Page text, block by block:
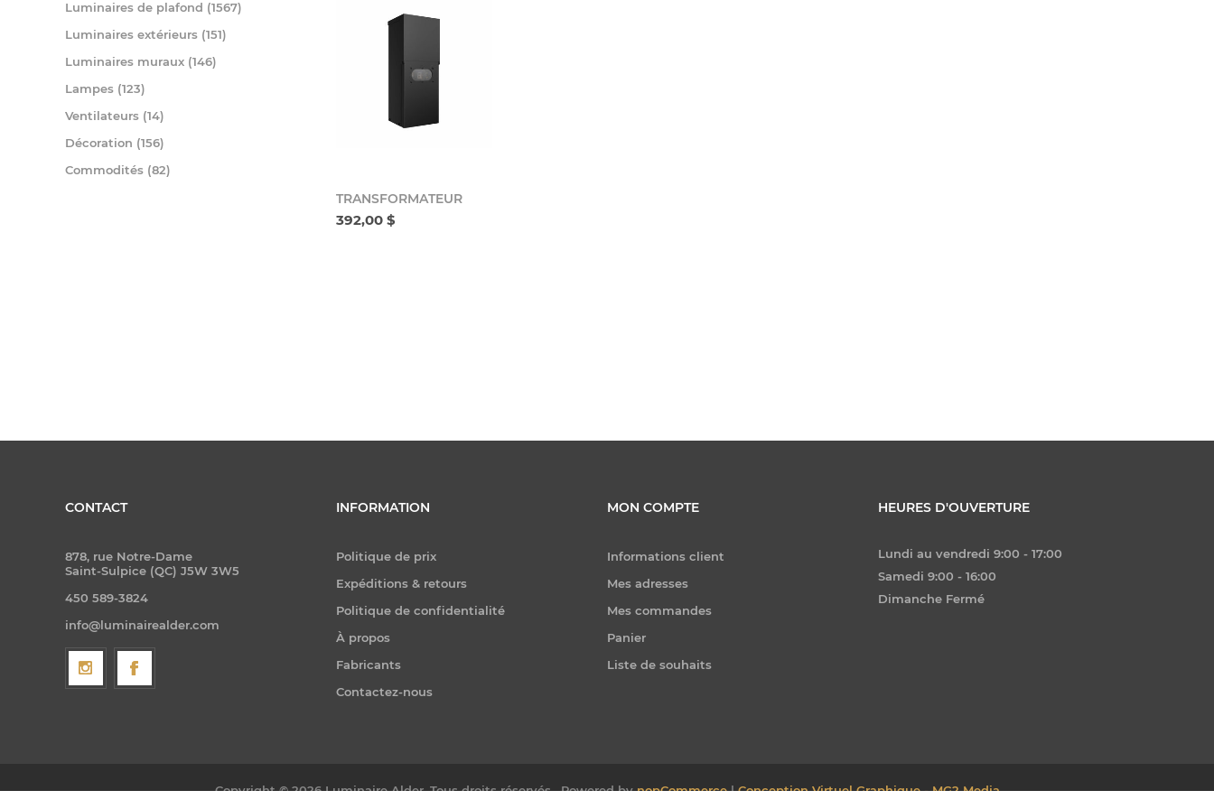
TRANSFORMATEUR
392,00 $
Luminaires de plafond (1567)
Luminaires extérieurs (151)
Luminaires muraux (146)
Lampes (123)
Ventilateurs (14)
Décoration (156)
Commodités (82)
CONTACT
878, rue Notre-Dame
Saint-Sulpice (QC) J5W 3W5
450 589-3824
info@luminairealder.com
INFORMATION
Politique de prix
Expéditions & retours
Politique de confidentialité
À propos
Fabricants
Contactez-nous
MON COMPTE
Informations client
Mes adresses
Mes commandes
Panier
Liste de souhaits
HEURES D'OUVERTURE
Lundi au vendredi 9:00 - 17:00
Samedi 9:00 - 16:00
Dimanche Fermé
Copyright © 2026 Luminaire Alder. Tous droits réservés.Powered bynopCommerce|Conception Virtuel Graphique - MG2 Media